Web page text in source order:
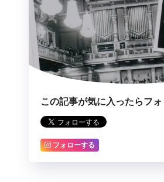
この記事が気に入ったらフォ
フォローする